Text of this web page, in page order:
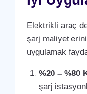
Elektrikli araç
şarj
uygulamak
%20 – %80
şarj